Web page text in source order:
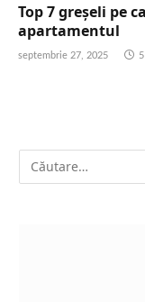
Top 7 greșeli pe
apartamentul
septembrie 27, 2025